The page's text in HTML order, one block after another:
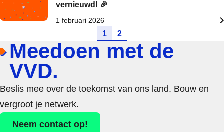
vernieuwd! 🎉
1 februari 2026
Ga naar pagina
1 Ga naar pagina
2
Meedoen met de
VVD.
Beslis mee over de toekomst van ons land. Bouw en
vergroot je netwerk.
Neem contact op!